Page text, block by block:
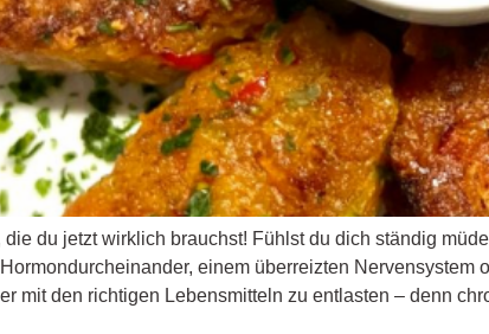
du jetzt wirklich brauchst! Fühlst du dich ständig
einem überreizten Nervensystem
mit den richtigen Lebensmitteln zu entlasten – denn